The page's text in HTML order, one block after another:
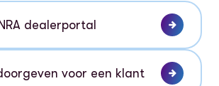
dealerportal
voor een klant